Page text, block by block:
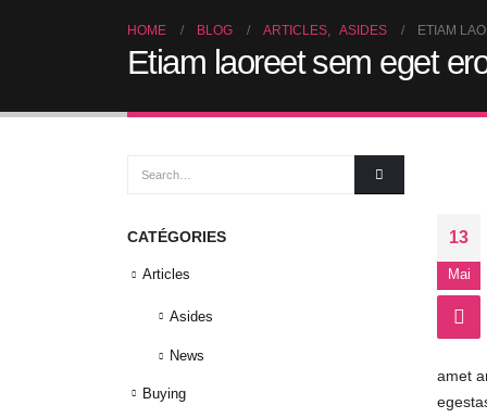
HOME BLOG ARTICLES, ASIDES ETIAM
Etiam laoreet sem eget
13
Mai
amet
CATÉGORIES
Articles
Asides
News
Buying